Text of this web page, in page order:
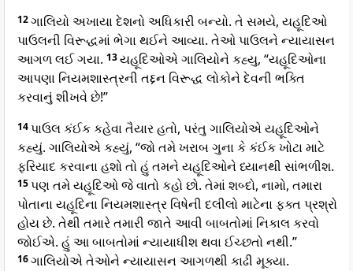
12ગાલિયો અખાયા દેશનો અધિકારી બન્યો. તે સમયે, યહૂદિઓ
પાઉલની વિરૂદ્ધમાં ભેગા થઈને આવ્યા. તેઓ પાઉલને ન્યાયાસન
આગળ લઈ ગયા. 13યહૂદિઓએ ગાલિયોને કહ્યુ, “યહૂદિઓના
આપણા નિયમશાસ્ત્રની તદ્દન વિરૂદ્ધ લોકોને દેવની ભક્તિ
કરવાનું શીખવે છે!”
14પાઉલ કંઈક કહેવા તૈયાર હતો, પરંતુ ગાલિયોએ યહૂદિઓને
કહ્યું. ગાલિયોએ કહ્યું, “જો તમે ખરાબ ગુના કે કંઈક ખોટા માટે
ફરિયાદ કરવાના હશો તો હું તમને યહૂદિઓને ધ્યાનથી સાંભળીશ.
15પણ તમે યહૂદિઓ જે વાતો કહો છો. તેમાં શબ્દો, નામો, તમારા
પોતાના યહૂદિના નિયમશાસ્ત્ર વિષેની દલીલો માટેના ફક્ત પ્રશ્રો
હોય છે. તેથી તમારે તમારી જાતે આવી બાબતોમાં નિકાલ કરવો
જોઈએ. હું આ બાબતોમાં ન્યાયાધીશ થવા ઈચ્છતો નથી.”
16ગાલિયોએ તેઓને ન્યાયાસન આગળથી કાઢી મૂક્યા.